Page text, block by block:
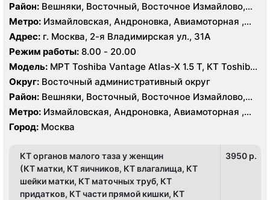
Район: Вешняки, Восточный, Восточное Измайлово,
Гольяново, Ивановское, Измайлово, Косино-
Ухтомский, Метрогородок, Новогиреево, Новокосино,
Перово, Преображенское, Северное Измайлово,
Соколиная Гора, Нижегородский, Рязанский
Метро: Измайловская, Андроновка, Авиамоторная ,
Новогиреево, Новокосино, Первомайская, Перово,
Соколиная гора, Шоссе Энтузиастов
Адрес: г. Москва, 2-я Владимирская ул., 31А
Режим работы: 8.00 - 20.00
Модель: МРТ Toshiba Vantage Atlas-X 1.5 Т, КТ Toshiba
Aquilion 64 среза, УЗИ
Округ: Восточный административный округ
Район: Вешняки, Восточный, Восточное Измайлово,
Гольяново, Ивановское, Измайлово, Косино-
Ухтомский, Метрогородок, Новогиреево, Новокосино,
Перово, Преображенское, Северное Измайлово,
Метро: Измайловская, Андроновка, Авиамоторная ,
Новогиреево, Новокосино, Первомайская, Перово,
Соколиная гора, Шоссе Энтузиастов
Город: Москва
КТ органов малого таза у женщин
(КТ матки, КТ яичников, КТ влагалища, КТ
шейки матки, КТ маточных труб, КТ
придатков, КТ части прямой кишки, КТ
3950 p.